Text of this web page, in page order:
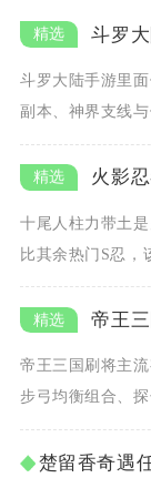
斗罗
斗罗大陆手游里
副本、神界支线
火影
十尾人柱力带土
比其余热门S忍，
帝王
帝王三国刷将主
步弓均衡组合、